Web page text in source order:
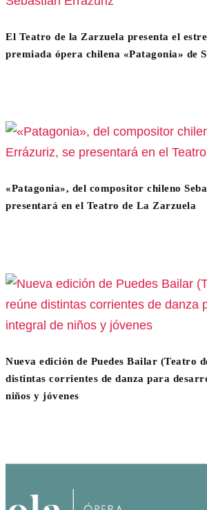
El Teatro de la Zarzuela presenta el
premiada ópera chilena «Patagonia» de
«Patagonia», del compositor chileno
presentará en el Teatro de La Zarzuela
Nueva edición de Puedes Bailar (Teatro
distintas corrientes de danza para
niños y jóvenes